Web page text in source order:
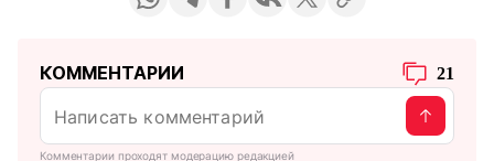
КОММЕНТАРИИ 21
Комментарии проходят модерацию редакцией